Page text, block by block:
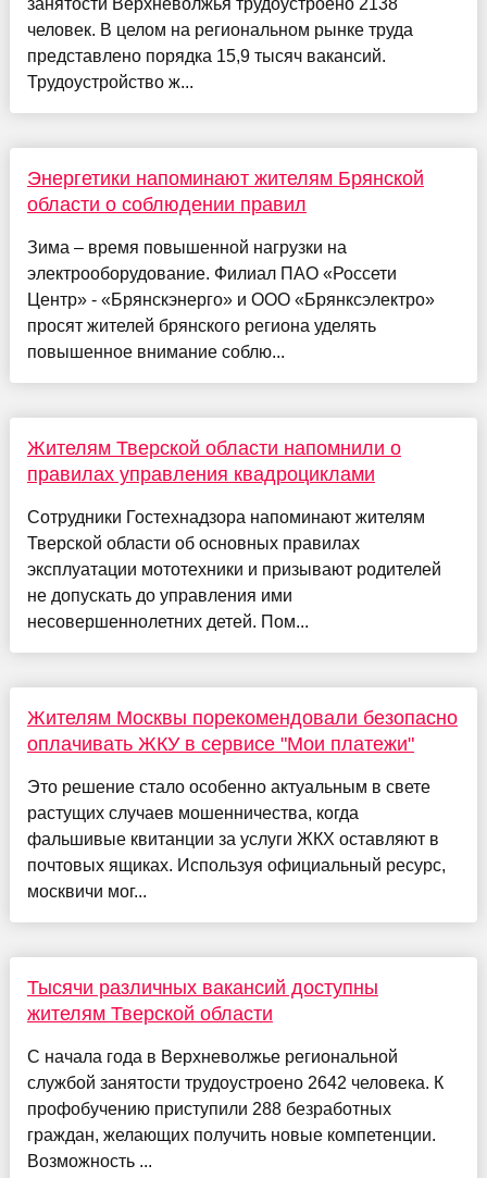
занятости Верхневолжья трудоустроено 2138
человек. В целом на региональном рынке труда
представлено порядка 15,9 тысяч вакансий.
Трудоустройство ж...
Энергетики напоминают жителям Брянской
области о соблюдении правил
Зима – время повышенной нагрузки на
электрооборудование. Филиал ПАО «Россети
Центр» - «Брянскэнерго» и ООО «Брянксэлектро»
просят жителей брянского региона уделять
повышенное внимание соблю...
Жителям Тверской области напомнили о
правилах управления квадроциклами
Сотрудники Гостехнадзора напоминают жителям
Тверской области об основных правилах
эксплуатации мототехники и призывают родителей
не допускать до управления ими
несовершеннолетних детей. Пом...
Жителям Москвы порекомендовали безопасно
оплачивать ЖКУ в сервисе "Мои платежи"
Это решение стало особенно актуальным в свете
растущих случаев мошенничества, когда
фальшивые квитанции за услуги ЖКХ оставляют в
почтовых ящиках. Используя официальный ресурс,
москвичи мог...
Тысячи различных вакансий доступны
жителям Тверской области
С начала года в Верхневолжье региональной
службой занятости трудоустроено 2642 человека. К
профобучению приступили 288 безработных
граждан, желающих получить новые компетенции.
Возможность ...